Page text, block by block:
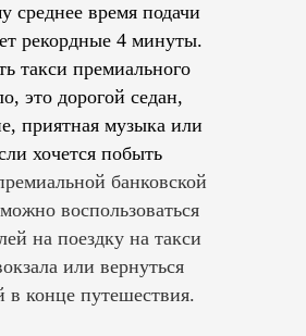
среднее время подачи
рекордные 4 минуты.
такси премиального
это дорогой седан,
приятная музыка или
хочется побыть
банковской
можно воспользоваться
на поездку на такси
или вернуться
конце путешествия.